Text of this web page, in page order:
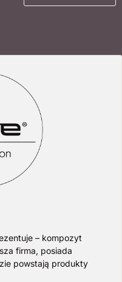
– kompozyt
firma, posiada
powstają produkty